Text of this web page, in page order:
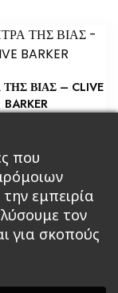
ΒΙΑΣ – CLIVE
BARKER
στο καλάθι
Βάρδος
που
εμπειρία
τον
για σκοπούς